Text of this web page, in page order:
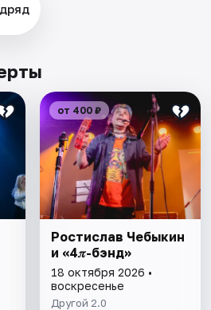
от 400 ₽
Ростислав Чебыкин
и «4𝜋-бэнд»
18 октября 2026 •
воскресенье
Другой 2.0